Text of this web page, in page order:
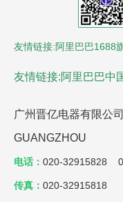
友情链接:阿里巴巴1688
友情链接:阿里巴巴中
广州晋亿电器有限公
GUANGZHOU
电话： 020-32915828
传真： 020-32915818